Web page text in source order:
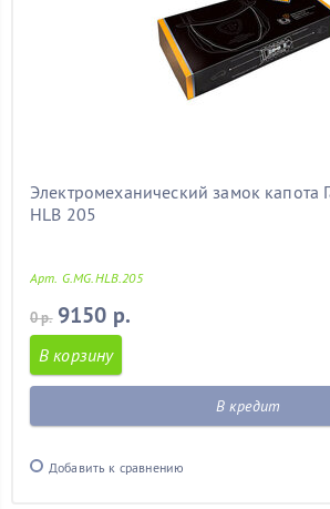
Электромеханический замок капота
HLB 205
Арт. G.MG.HLB.205
0 р. 9150 р.
В корзину
В кредит
Добавить к сравнению